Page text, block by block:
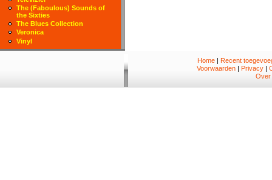
The (Faboulous) Sounds of
the Sixties
The Blues Collection
Veronica
Vinyl
Home|
Recent
Voorwaarden
Privacy
Over